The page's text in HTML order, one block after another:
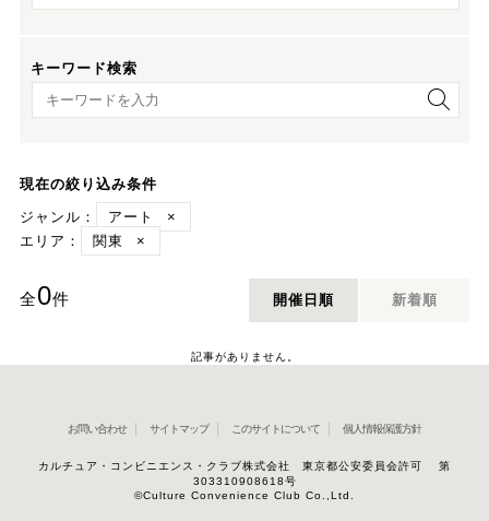
キーワード検索
キーワード検索
現在の絞り込み条件
ジャンル：
アート
×
エリア：
関東 ×
全0件 開催日順 新着順
記事がありません。
お問い合わせ サイトマップ このサイトについて 個人情報保護方針
カルチュア・コンビニエンス・クラブ株式会社 東京都公安委員会許可 第
303310908618号
©Culture Convenience Club Co.,Ltd.